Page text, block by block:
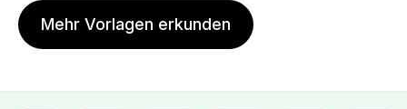
Mehr Vorlagen erkunden